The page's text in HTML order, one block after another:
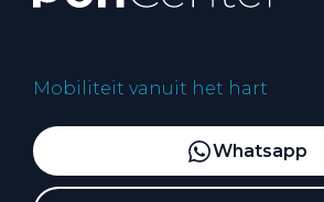
Mobiliteit vanuit het hart
Whatsapp